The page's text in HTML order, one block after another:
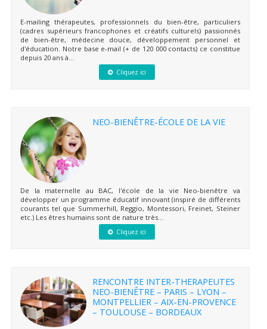
E-mailing thérapeutes, professionnels du bien-être, particuliers
(cadres supérieurs francophones et créatifs culturels) passionnés
de bien-être, médecine douce, développement personnel et
d'éducation. Notre base e-mail (+ de 120 000 contacts) ce constitue
depuis 20 ans à...
Cliquez ici
NEO-BIENÊTRE-ÉCOLE DE LA VIE
De la maternelle au BAC, l'école de la vie Neo-bienêtre va
développer un programme éducatif innovant (inspiré de différents
courants tel que Summerhill, Reggio, Montessori, Freinet, Steiner
etc.) Les êtres humains sont de nature très...
Cliquez ici
RENCONTRE INTER-THERAPEUTES
NEO-BIENÊTRE – PARIS – LYON –
MONTPELLIER – AIX-EN-PROVENCE
– TOULOUSE – BORDEAUX